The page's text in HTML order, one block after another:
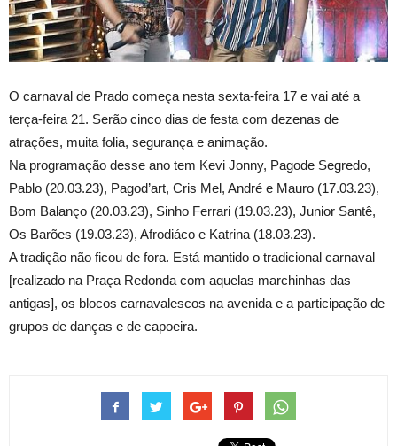
O carnaval de Prado começa nesta sexta-feira 17 e vai até a
terça-feira 21. Serão cinco dias de festa com dezenas de
atrações, muita folia, segurança e animação.
Na programação desse ano tem Kevi Jonny, Pagode Segredo,
Pablo (20.03.23), Pagod’art, Cris Mel, André e Mauro (17.03.23),
Bom Balanço (20.03.23), Sinho Ferrari (19.03.23), Junior Santê,
Os Barões (19.03.23), Afrodiáco e Katrina (18.03.23).
A tradição não ficou de fora. Está mantido o tradicional carnaval
[realizado na Praça Redonda com aquelas marchinhas das
antigas], os blocos carnavalescos na avenida e a participação de
grupos de danças e de capoeira.